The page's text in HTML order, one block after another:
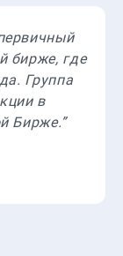
бирже, где
Группа
в
Бирже.”